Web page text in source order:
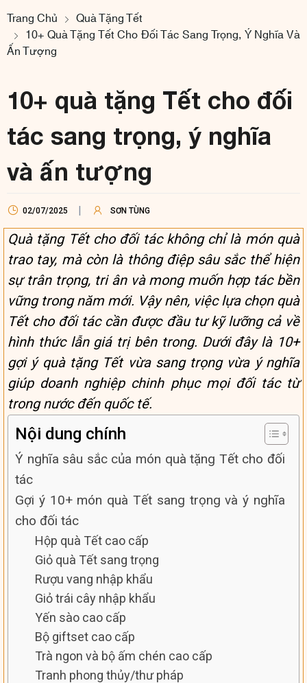
Trang Chủ
Quà Tặng Tết
10+ Quà Tặng Tết Cho Đối Tác Sang Trọng, Ý Nghĩa Và
Ấn Tượng
10+ quà tặng Tết cho đối
tác sang trọng, ý nghĩa
và ấn tượng
02/07/2025 SƠN TÙNG
Quà tặng Tết cho đối tác không chỉ là món quà
trao tay, mà còn là thông điệp sâu sắc thể hiện
sự trân trọng, tri ân và mong muốn hợp tác bền
vững trong năm mới. Vậy nên, việc lựa chọn quà
Tết cho đối tác cần được đầu tư kỹ lưỡng cả về
hình thức lẫn giá trị bên trong. Dưới đây là 10+
gợi ý quà tặng Tết vừa sang trọng vừa ý nghĩa
giúp doanh nghiệp chinh phục mọi đối tác từ
trong nước đến quốc tế.
Nội dung chính
Ý nghĩa sâu sắc của món quà tặng Tết cho đối
tác
Gợi ý 10+ món quà Tết sang trọng và ý nghĩa
cho đối tác
Hộp quà Tết cao cấp
Giỏ quà Tết sang trọng
Rượu vang nhập khẩu
Giỏ trái cây nhập khẩu
Yến sào cao cấp
Bộ giftset cao cấp
Trà ngon và bộ ấm chén cao cấp
Tranh phong thủy/thư pháp